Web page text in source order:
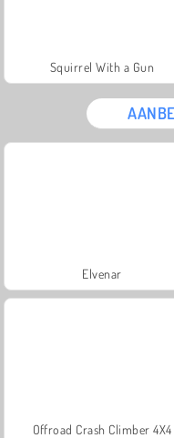
Squirrel With a Gun
Elvenar
Offroad Crash Climber 4X4